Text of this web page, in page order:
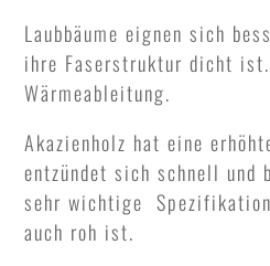
Laubbäume eignen sich
ihre Faserstruktur dicht
Wärmeableitung.
Akazienholz hat eine
entzündet sich schnell
sehr wichtige
auch roh ist.